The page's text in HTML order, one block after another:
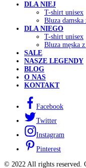
DLA NIEJ
T-shirt unisex
Bluza damska
DLA NIEGO
T-shirt unisex
Bluza męska
SALE
NASZE LEGENDY
BLOG
O NAS
KONTAKT
Facebook
Twitter
Instagram
Pinterest
© 2022 All rights reserved.